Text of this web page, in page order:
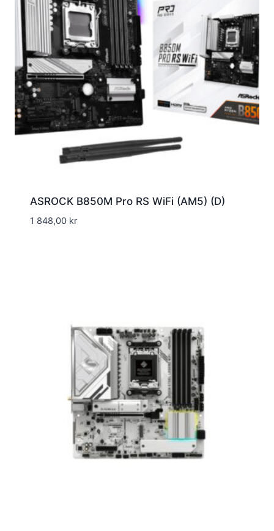
ASROCK B850M Pro RS WiFi (AM5) (D)
1 848,00 kr